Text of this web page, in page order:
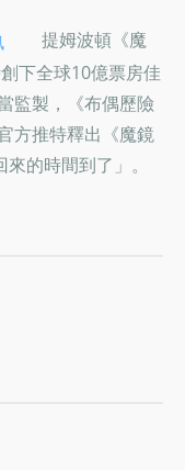
提姆波頓《魔
下全球10億票房佳
監製，《布偶歷險
方推特釋出《魔鏡
的時間到了」。